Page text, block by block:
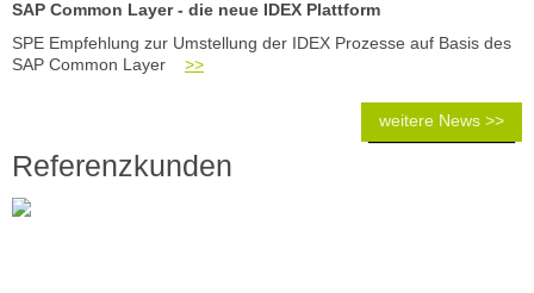
SAP Common Layer - die neue IDEX Plattform
SPE Empfehlung zur Umstellung der IDEX Prozesse auf Basis des
SAP Common Layer >>
weitere News >>
Referenzkunden